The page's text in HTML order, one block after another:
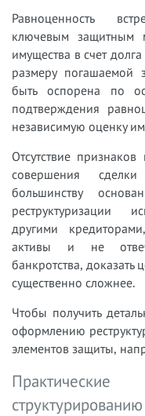
Равноценность
ключевым защитным
имущества в счет долга
размеру погашаемой
быть оспорена по
подтверждения
независимую оценку
Отсутствие
совершения
большинству
реструктуризации
другими
активы и не
банкротства,
существенно сложнее.
Чтобы получить
оформлению
элементов защиты,